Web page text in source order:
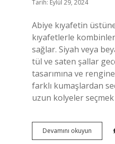
Tarih: Eylül 29, 2024
Abiye kıyafetin
kıyafetlerle
sağlar. Siyah veya
tül ve saten şallar
tasarımına ve
farklı kumaşlardan
uzun kolyeler
Devamını okuyun
Üstüne